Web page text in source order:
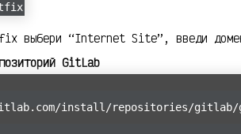
выбери “Internet Site”, введи
GitLab
install/repositories/gitlab/